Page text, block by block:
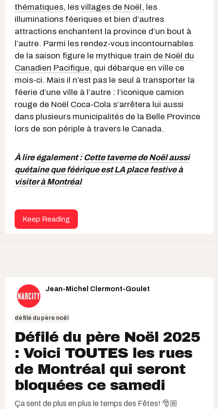
thématiques, les villages de Noël, les
illuminations féeriques et bien d’autres
attractions enchantent la province d’un bout à
l’autre. Parmi les rendez-vous incontournables
de la saison figure le mythique train de Noël du
Canadien Pacifique, qui débarque en ville ce
mois-ci. Mais il n’est pas le seul à transporter la
féerie d’une ville à l’autre : l’iconique camion
rouge de Noël Coca-Cola s’arrêtera lui aussi
dans plusieurs municipalités de la Belle Province
lors de son périple à travers le Canada.
À lire également : Cette taverne de Noël aussi
quétaine que féérique est LA place festive à
visiter à Montréal
Keep Reading
Jean-Michel Clermont-Goulet
défilé du père noël
Défilé du père Noël 2025
: Voici TOUTES les rues
de Montréal qui seront
bloquées ce samedi
Ça sent de plus en plus le temps des Fêtes! 🎅🏼